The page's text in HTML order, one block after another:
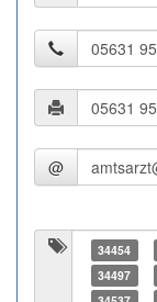
@
34454
34497